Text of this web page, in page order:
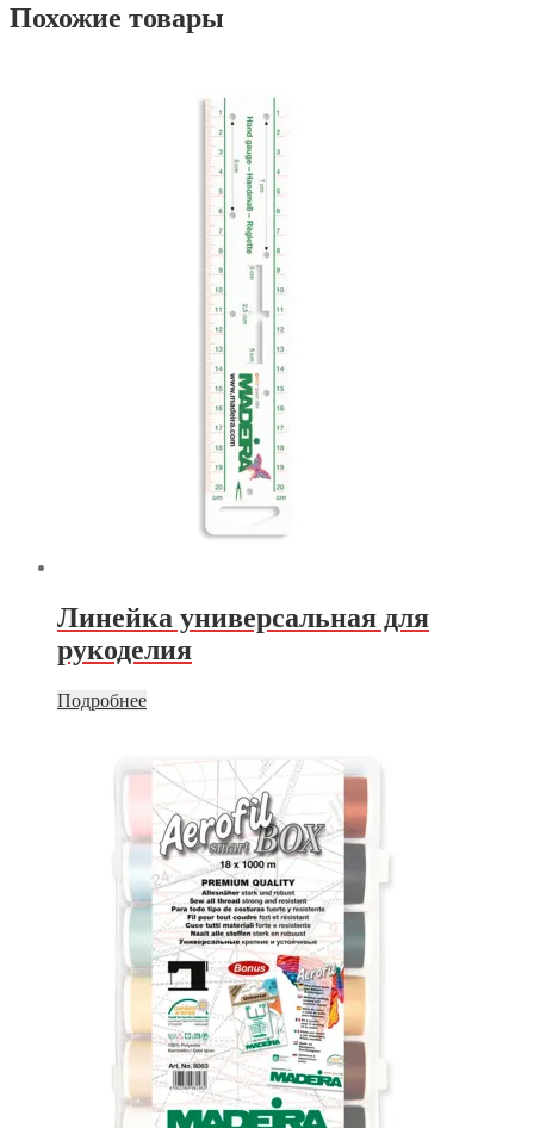
Похожие товары
Линейка универсальная для
рукоделия
Подробнее